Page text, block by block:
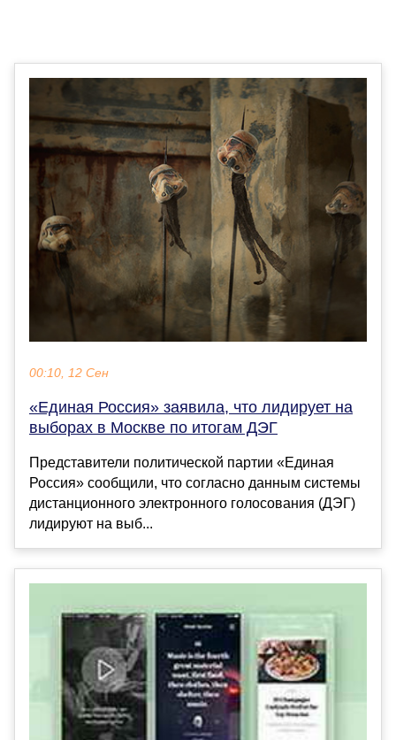
00:10, 12 Сен
«Единая Россия» заявила, что лидирует на
выборах в Москве по итогам ДЭГ
Представители политической партии «Единая
Россия» сообщили, что согласно данным системы
дистанционного электронного голосования (ДЭГ)
лидируют на выб...